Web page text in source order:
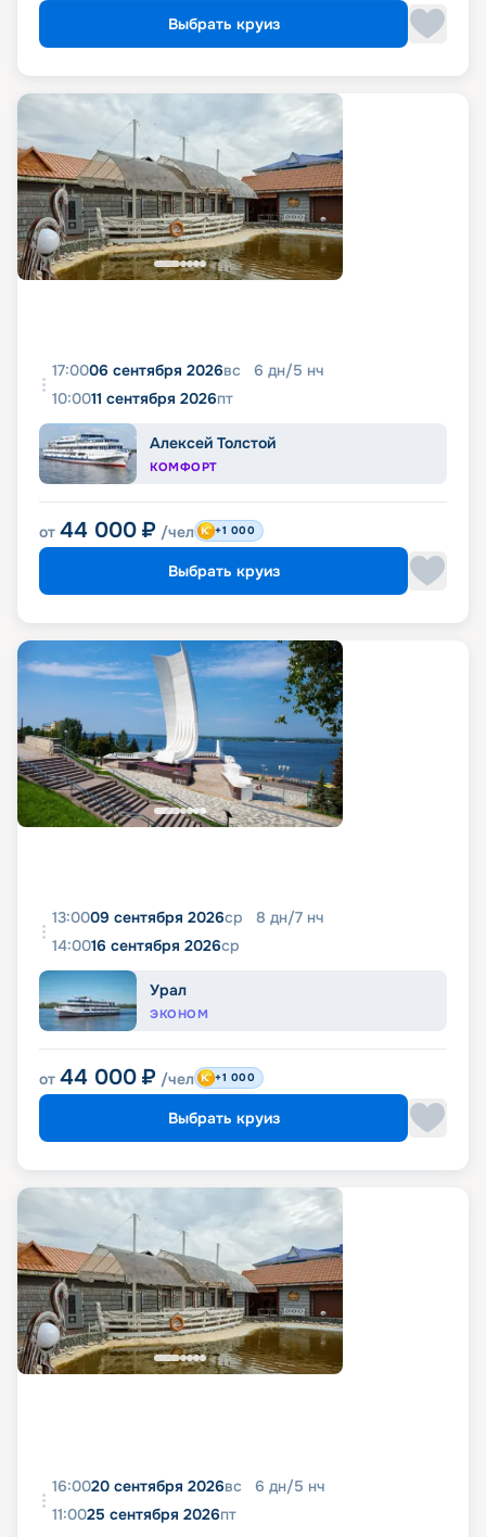
Выбрать круиз
17:0006 сентября 2026вс 6 дн/5 нч
10:0011 сентября 2026пт
Алексей Толстой
КОМФОРТ
от 44 000 ₽ /чел +1 000
Выбрать круиз
13:0009 сентября 2026ср 8 дн/7 нч
14:0016 сентября 2026ср
Урал
ЭКОНОМ
от 44 000 ₽ /чел +1 000
Выбрать круиз
16:0020 сентября 2026вс 6 дн/5 нч
11:0025 сентября 2026пт